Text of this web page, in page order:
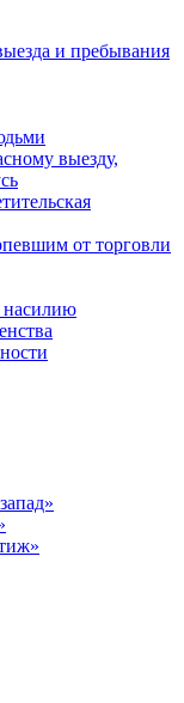
и пребывания
выезду,
от торговли
насилию